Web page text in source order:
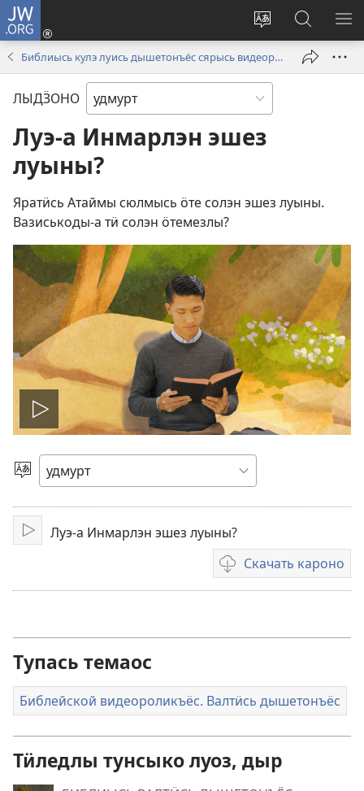
JW.ORG
Сайтлэсь
воштоно
Пыроно
(opens
window)
JW.ORG
сайтысь
утчано
Библиысь кулэ луись дышетонъёс сярысь видеороликъёс
ЛЫДӞОНО
Луэ-а Инмарлэн эшез
луыны?
Яратӥсь Атаймы сюлмысь ӧте солэн эшез луыны.
Вазиськоды-а тӥ солэн ӧтемезлы?
Лэзёно
видеороликез
Кылэз
быръёно
ЛэзёноЛуэ-а Инмарлэн эшез луыны?
Скачать кароно
Видеороликъёсты
скачать
Тупась темаос
Библейской видеороликъёс. Валтӥсь дышетонъёс
Тӥледлы тунсыко луоз, дыр